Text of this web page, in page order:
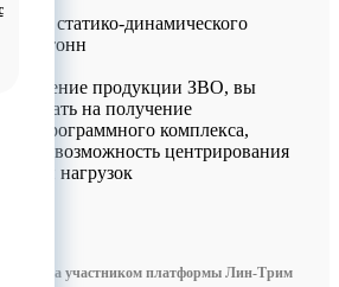
для статико-динамического
150 тонн
продукции ЗВО, вы
на получение
программного комплекса,
возможность центрирования
нагрузок
участником платформы Лин-Трим